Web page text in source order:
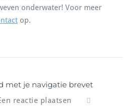
onderwater! Voor meer
op.
met je navigatie brevet
reactie plaatsen